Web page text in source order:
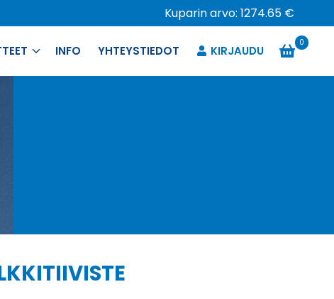
Kuparin arvo: 1274.65 €
INFO YHTEYSTIEDOT KIRJAUDU
0